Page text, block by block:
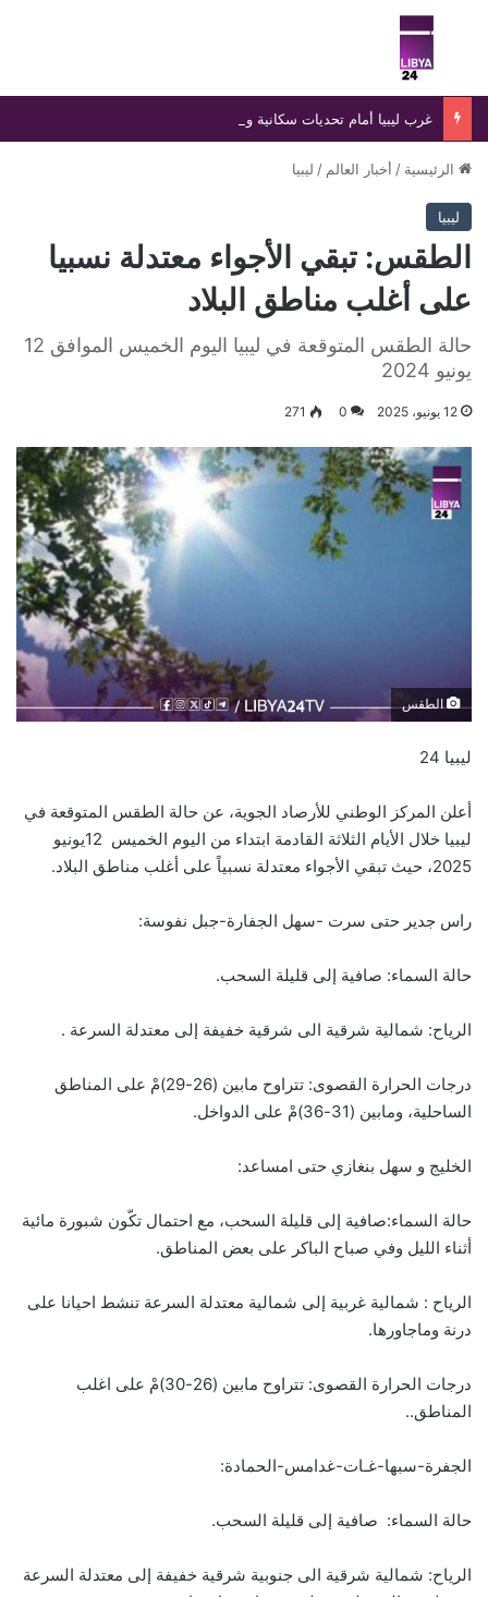
بحث عن
غرب ليبيا أمام تحديات سكانية وأمنية متصاعدة
الرئيسية / أخبار العالم / ليبيا
ليبيا
الطقس: تبقي الأجواء معتدلة نسبيا
على أغلب مناطق البلاد
حالة الطقس المتوقعة في ليبيا اليوم الخميس الموافق 12
يونيو 2024
12 يونيو، 2025 0
271
الطقس
ليبيا 24
أعلن المركز الوطني للأرصاد الجوية، عن حالة الطقس المتوقعة في
ليبيا خلال الأيام الثلاثة القادمة ابتداء من اليوم الخميس 12يونيو
2025، حيث تبقي الأجواء معتدلة نسبياً على أغلب مناطق البلاد.
راس جدير حتى سرت -سهل الجفارة-جبل نفوسة:
حالة السماء: صافية إلى قليلة السحب.
الرياح: شمالية شرقية الى شرقية خفيفة إلى معتدلة السرعة .
درجات الحرارة القصوى: تتراوح مابين (26-29)مْ على المناطق
الساحلية، ومابين (31-36)مْ على الدواخل.
الخليج و سهل بنغازي حتى امساعد:
حالة السماء:صافية إلى قليلة السحب، مع احتمال تكّون شبورة مائية
أثناء الليل وفي صباح الباكر على بعض المناطق.
الرياح : شمالية غربية إلى شمالية معتدلة السرعة تنشط احيانا على
درنة وماجاورها.
درجات الحرارة القصوى: تتراوح مابين (26-30)مْ على اغلب
المناطق..
الجفرة-سبها-غـات-غدامس-الحمادة:
حالة السماء: صافية إلى قليلة السحب.
الرياح: شمالية شرقية الى جنوبية شرقية خفيفة إلى معتدلة السرعة